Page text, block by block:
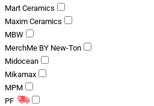
Mart Ceramics
Maxim Ceramics
MBW
MerchMe BY New-Ton
Midocean
Mikamax
MPM
PF